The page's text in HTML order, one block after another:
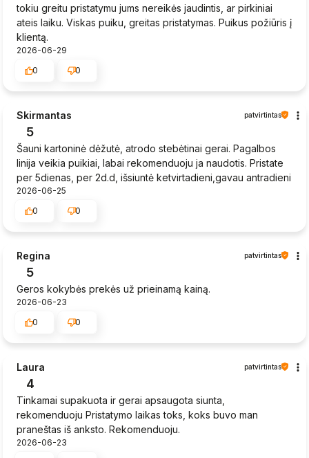
tokiu greitu pristatymu jums nereikės jaudintis, ar pirkiniai
ateis laiku. Viskas puiku, greitas pristatymas. Puikus požiūris į
klientą.
2026-06-29
0
0
Skirmantas patvirtintas
5
Šauni kartoninė dėžutė, atrodo stebėtinai gerai. Pagalbos
linija veikia puikiai, labai rekomenduoju ja naudotis. Pristate
per 5dienas, per 2d.d, išsiuntė ketvirtadieni,gavau antradieni
2026-06-25
0
0
Regina patvirtintas
5
Geros kokybės prekės už prieinamą kainą.
2026-06-23
0
0
Laura patvirtintas
4
Tinkamai supakuota ir gerai apsaugota siunta,
rekomenduoju Pristatymo laikas toks, koks buvo man
praneštas iš anksto. Rekomenduoju.
2026-06-23